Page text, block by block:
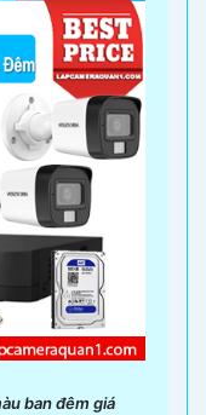
ban đêm giá